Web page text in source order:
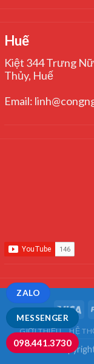
Huế
Kiệt 344 Trưng
Thủy, Huế
Email:
GIỚI THIỆU HỆ
MESSENGER
ZALO
098.441.3730